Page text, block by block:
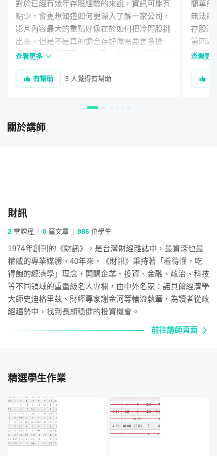
講師：由 40 年專業財經團隊《財訊》設計，經得起市
教學。
使用選股工具：我們會分享免費的量化跑表工具，一步
自己的交易記錄自己做，方便學
為什麼你需要這一門課？
你計畫什麼時候存到第一桶金？什麼時候能成家立業？心目
中理想的退休金額又是多少？
打造財務計畫是每一個人無法逃避的重要課題，除了替退休
對於已經有幾年存股經驗的來說，資訊可能有
點少，會更想知道如何更深入了解一家公司，
影片內容最大的重點好像在於如何把冷門股挑
出來，但是不是真的適合存好像需要更多檢
視，比如從哪裡觀察？以及如何查詢或是如何
查看更多
有幫助 3 人覺得有幫助
簡單的
無法盯
存股清
第四單
10月
充。
查看更
有
關於講師
財訊
2 堂課程 0 篇文章 886 位學生
1974年創刊的《財訊》，是台灣財經雜誌中，最資深也最
權威的專業媒體。40年來，《財訊》秉持著「看得懂，吃
得飽的經濟學」理念，開闢企業、投資、金融、政治、科技
等不同領域的重量級名人專欄，由中外名家：諾貝爾經濟學
大師史迪格里茲、財經專家謝金河等輪流執筆，為讀者從政
經趨勢中，找到長期穩健的投資機會。
前往講師頁面
精選學生作業